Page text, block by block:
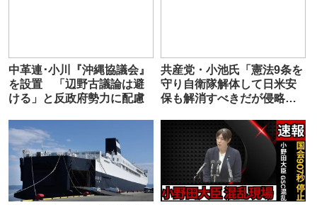
中革連･小川『沖縄協議会』
を設置 「辺野古議論は避
ける」と反政府勢力に配慮
共産党・小池氏「憲法9条を
守り自衛隊解体して日米安
保も解消すべきだが侵略さ